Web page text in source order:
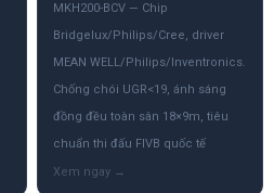
MKH200-BCV — Chip
Bridgelux/Philips/Cree, driver
MEAN WELL/Philips/Inventronics.
Chống chói UGR<19, ánh sáng
đồng đều toàn sân 18×9m, tiêu
chuẩn thi đấu FIVB quốc tế